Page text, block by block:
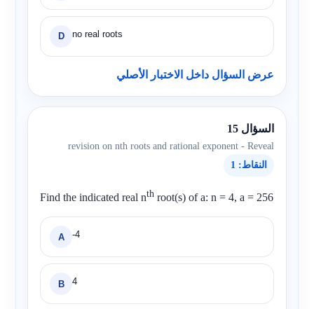
D no real roots
عرض السؤال داخل الاختبار الأصلي
السؤال 15
revision on nth roots and rational exponent - Reveal
النقاط: 1
Find the indicated realnth root(s) of a: n = 4, a = 256
A -4
B 4